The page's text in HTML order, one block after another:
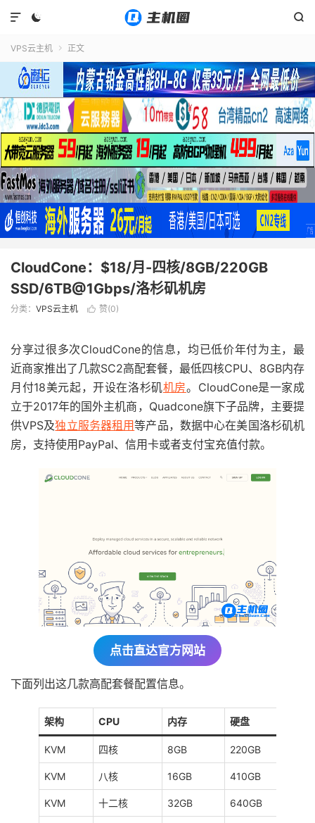
 

VPS云主机  正文
CloudCone：$18/月-四核/8GB/220GB
SSD/6TB@1Gbps/洛杉矶机房
分类： VPS云主机  赞(0)
分享过很多次CloudCone的信息，均已低价年付为主，最
近商家推出了几款SC2高配套餐，最低四核CPU、8GB内存
月付18美元起，开设在洛杉矶机房。CloudCone是一家成
立于2017年的国外主机商，Quadcone旗下子品牌，主要提
供VPS及独立服务器租用等产品，数据中心在美国洛杉矶机
房，支持使用PayPal、信用卡或者支付宝充值付款。
点击直达官方网站
下面列出这几款高配套餐配置信息。
架构 CPU 内存 硬盘
KVM 四核 8GB 220GB
KVM 八核 16GB 410GB
KVM 十二核 32GB 640GB